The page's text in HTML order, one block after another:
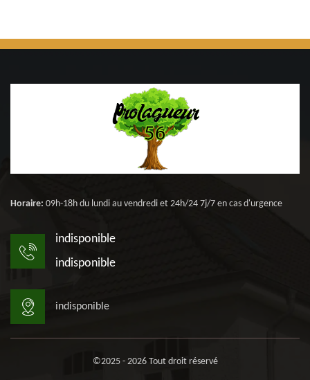
Horaire: 09h-18h du lundi au vendredi et 24h/24 7j/7 en cas d'urgence
indisponible
indisponible
indisponible
©2025 - 2026 Tout droit réservé